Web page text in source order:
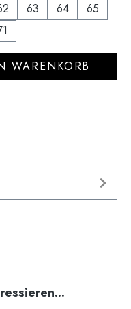
63 64
65
gewünschten
WARENKORB